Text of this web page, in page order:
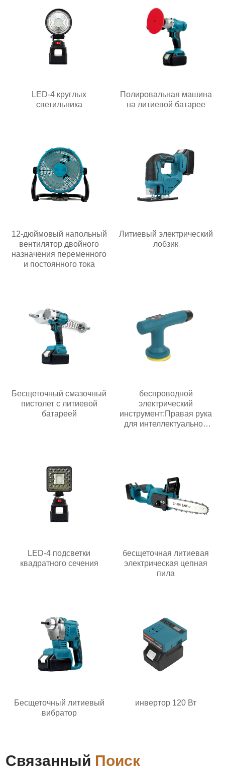
LED-4 круглых
светильника
Полировальная машина
на литиевой батарее
12-дюймовый напольный
вентилятор двойного
назначения переменного
и постоянного тока
Литиевый электрический
лобзик
Бесщеточный смазочный
пистолет с литиевой
батареей
беспроводной
электрический
инструмент:Правая рука
для интеллектуальной
LED-4 подсветки
квадратного сечения
бесщеточная литиевая
электрическая цепная
пила
Бесщеточный литиевый
вибратор
инвертор 120 Вт
Связанный Поиск